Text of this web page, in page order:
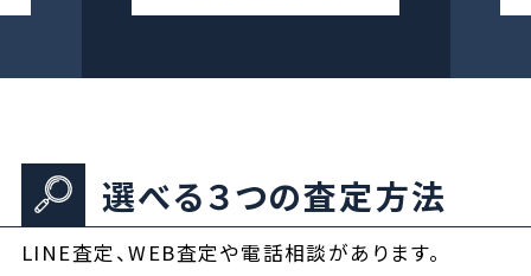
選べる３つの査定方法
LINE査定、WEB査定や電話相談があります。